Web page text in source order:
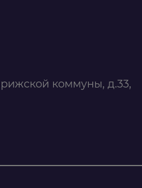
коммуны, д.33,